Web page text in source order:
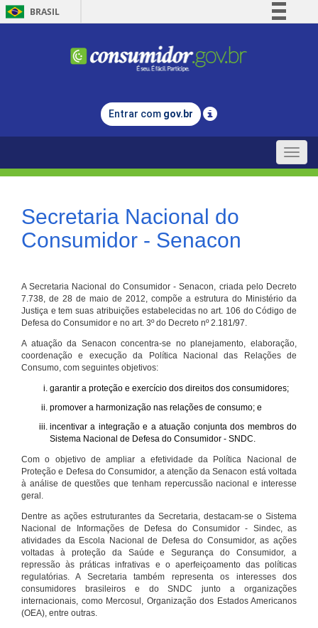
BRASIL
Comunica BR
Legislação
Entrar com gov.br
Toggle
Secretaria Nacional do
Consumidor - Senacon
A Secretaria Nacional do Consumidor - Senacon, criada pelo Decreto
7.738, de 28 de maio de 2012, compõe a estrutura do Ministério da
Justiça e tem suas atribuições estabelecidas no art. 106 do Código de
Defesa do Consumidor e no art. 3º do Decreto nº 2.181/97.
A atuação da Senacon concentra-se no planejamento, elaboração,
coordenação e execução da Política Nacional das Relações de
Consumo, com seguintes objetivos:
garantir a proteção e exercício dos direitos dos consumidores;
promover a harmonização nas relações de consumo; e
incentivar a integração e a atuação conjunta dos membros do
Sistema Nacional de Defesa do Consumidor - SNDC.
Com o objetivo de ampliar a efetividade da Política Nacional de
Proteção e Defesa do Consumidor, a atenção da Senacon está voltada
à análise de questões que tenham repercussão nacional e interesse
geral.
Dentre as ações estruturantes da Secretaria, destacam-se o Sistema
Nacional de Informações de Defesa do Consumidor - Sindec, as
atividades da Escola Nacional de Defesa do Consumidor, as ações
voltadas à proteção da Saúde e Segurança do Consumidor, a
repressão às práticas infrativas e o aperfeiçoamento das políticas
regulatórias. A Secretaria também representa os interesses dos
consumidores brasileiros e do SNDC junto a organizações
internacionais, como Mercosul, Organização dos Estados Americanos
(OEA), entre outras.